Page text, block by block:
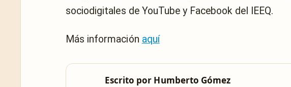
sociodigitales de YouTube y Facebook del IEEQ.
Más información aquí
Escrito por Humberto Gómez